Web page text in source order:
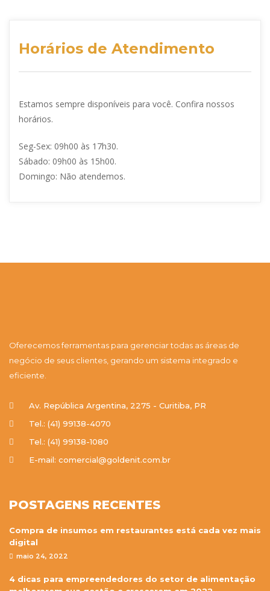
Horários de Atendimento
Estamos sempre disponíveis para você. Confira nossos
horários.
Seg-Sex: 09h00 às 17h30.
Sábado: 09h00 às 15h00.
Domingo: Não atendemos.
Oferecemos ferramentas para gerenciar todas as áreas de
negócio de seus clientes, gerando um sistema integrado e
eficiente.
Av. República Argentina, 2275 - Curitiba, PR
Tel.: (41) 99138-4070
Tel.: (41) 99138-1080
E-mail: comercial@goldenit.com.br
POSTAGENS RECENTES
Compra de insumos em restaurantes está cada vez mais
digital
maio 24, 2022
4 dicas para empreendedores do setor de alimentação